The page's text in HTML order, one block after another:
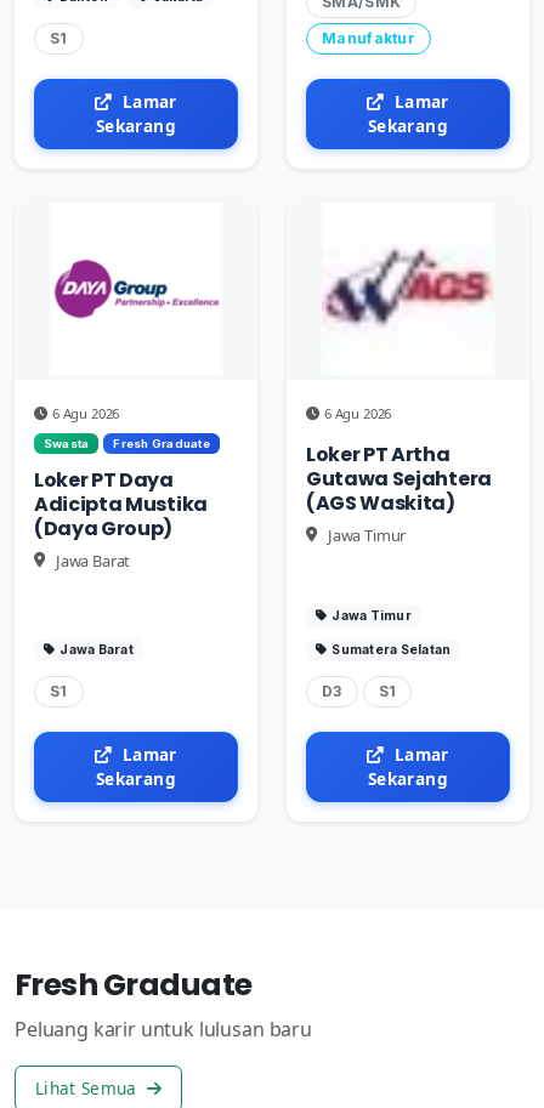
S1
Lamar
Sekarang
Manufaktur
Lamar
Sekarang
6 Agu 2026
Swasta Fresh Graduate
Loker PT Daya
Adicipta Mustika
(Daya Group)
Jawa Barat
Jawa Barat
S1
Lamar
Sekarang
6 Agu 2026
Loker PT Artha
Gutawa Sejahtera
(AGS Waskita)
Jawa Timur
Jawa Timur
Sumatera Selatan
D3 S1
Lamar
Sekarang
Fresh Graduate
Peluang karir untuk lulusan baru
Lihat Semua